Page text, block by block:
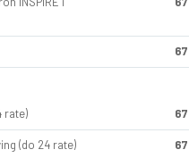
67
rate) 67
(do 24 rate) 67